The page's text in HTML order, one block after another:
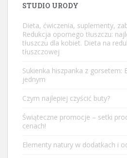
STUDIO URODY
Dieta, ćwiczenia, suplementy,
Redukcja opornego tłuszczu:
tłuszczu dla kobiet. Dieta na
tłuszczowej
Sukienka hiszpanka z gorsetem:
jednym
Czym najlepiej czyścić buty?
Świąteczne promocje – setki
cenach!
Elementy natury w dodatkach i